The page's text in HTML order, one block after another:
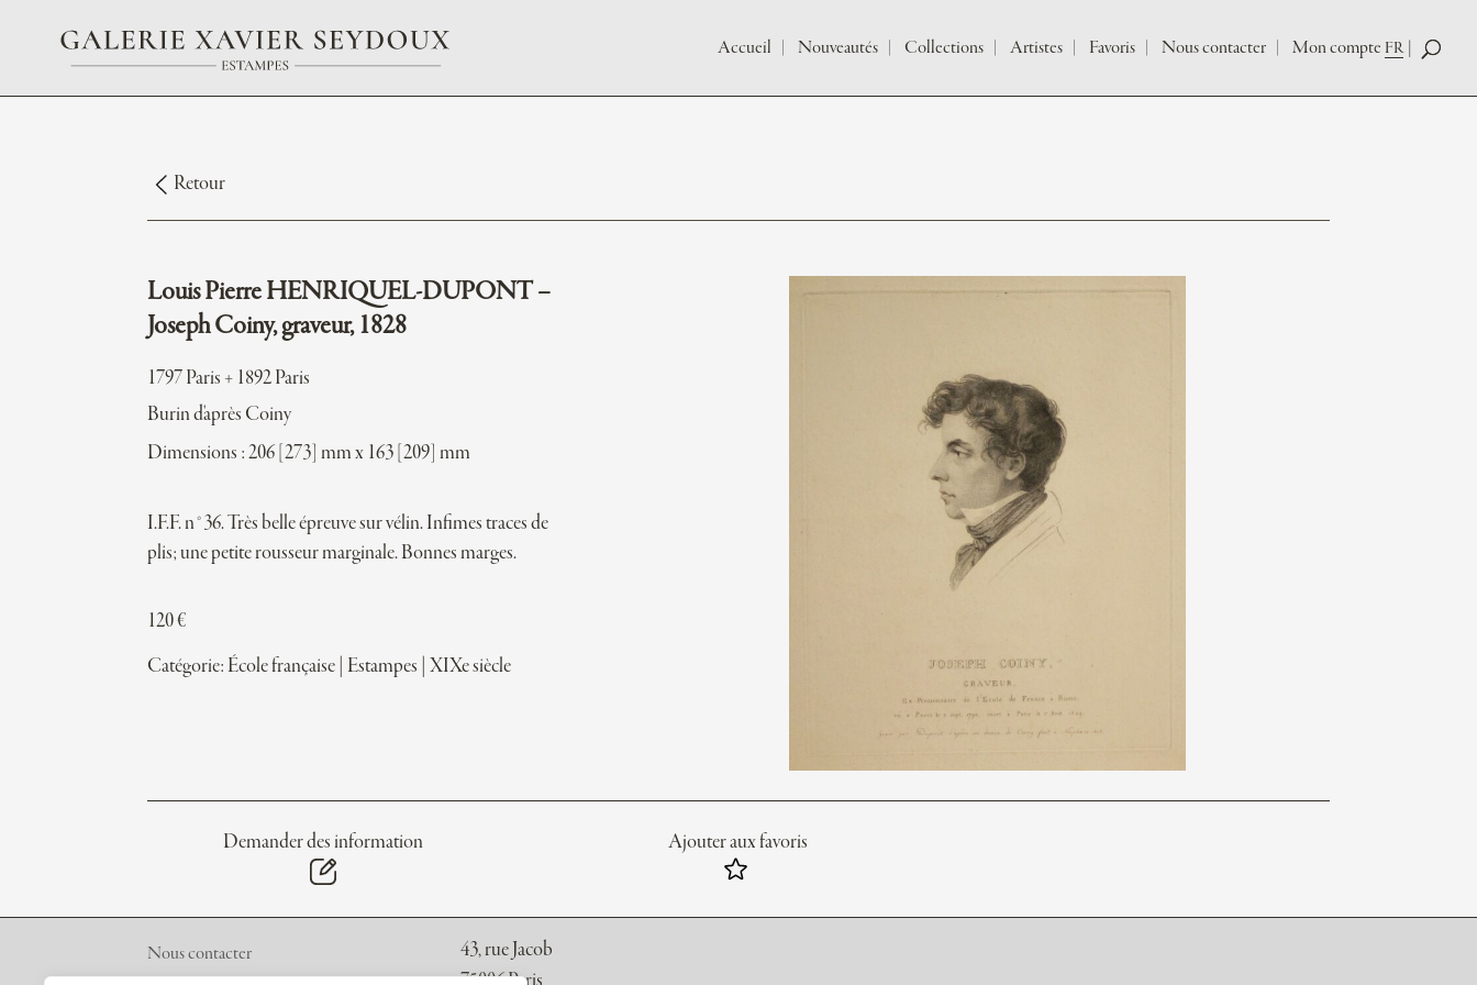
Accueil Nouveautés Collections Artistes Favoris Nous contacter Mon compte FR
Retour
Louis Pierre HENRIQUEL-DUPONT –
Joseph Coiny, graveur, 1828
1797 Paris + 1892 Paris
Burin d'après Coiny
Dimensions : 206 [273] mm x 163 [209] mm
I.F.F. n°36. Très belle épreuve sur vélin. Infimes traces de
plis; une petite rousseur marginale. Bonnes marges.
120€
Catégorie: École française Estampes |XIXe siècle
Demander des information Ajouter aux favoris
Nous contacter
43, rue Jacob